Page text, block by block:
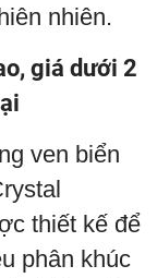
nhiên.
giá dưới 2
ven biển
thiết kế để
phân khúc